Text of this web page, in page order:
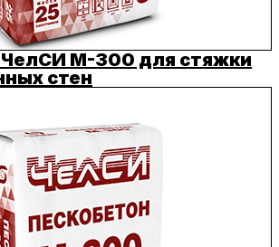
M-300 для стяжки
стен